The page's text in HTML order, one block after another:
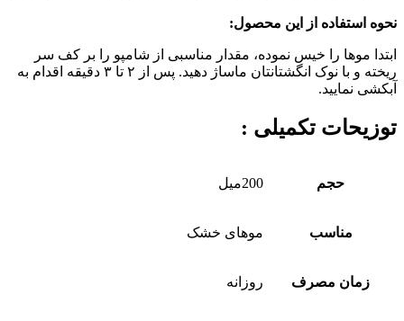
نحوه استفاده از این محصول:
ابتدا موها را خیس نموده، مقدار مناسبی از شامپو را بر کف سر
ریخته و با نوک انگشتانتان ماساژ دهید. پس از ۲ تا ۳ دقیقه اقدام به
آبکشی نمایید.
توزیحات تکمیلی :
حجم 200میل
مناسب موهای خشک
زمان مصرف روزانه